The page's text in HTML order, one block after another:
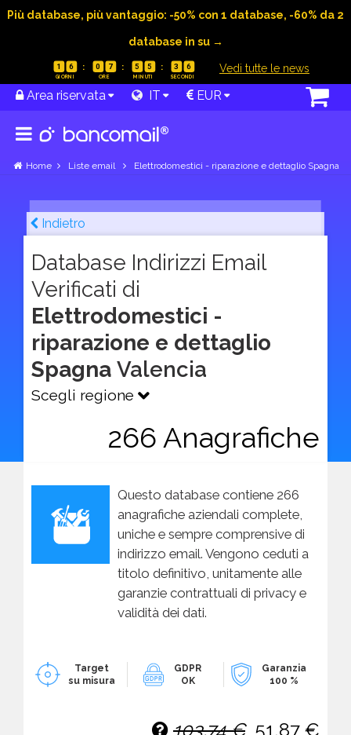
Più database, più vantaggio: -50% con 1 database, -60% da 2
database in su →
1 6 0 7 5 5 3 5 Vedi tutte le news
Area riservata IT EUR
Home Liste email Elettrodomestici - riparazione e dettaglio Spagna
Indietro
Database Indirizzi Email
Verificati di
Elettrodomestici -
riparazione e dettaglio
Spagna Valencia
Scegli regione
266 Anagrafiche
Questo database contiene 266
anagrafiche aziendali complete,
uniche e sempre comprensive di
indirizzo email. Vengono ceduti a
titolo definitivo, unitamente alle
garanzie contrattuali di privacy e
validità dei dati.
Target
su misura
GDPR
OK
Garanzia
100 %
103,74 € 51,87 €